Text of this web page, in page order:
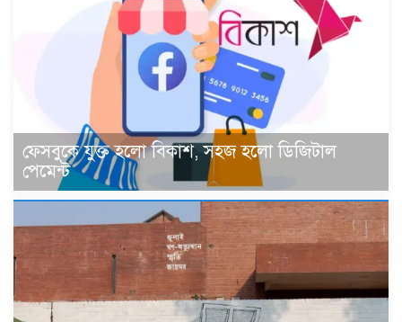
ফেসবুকে যুক্ত হলো বিকাশ, সহজ হলো ডিজিটাল
পেমেন্ট